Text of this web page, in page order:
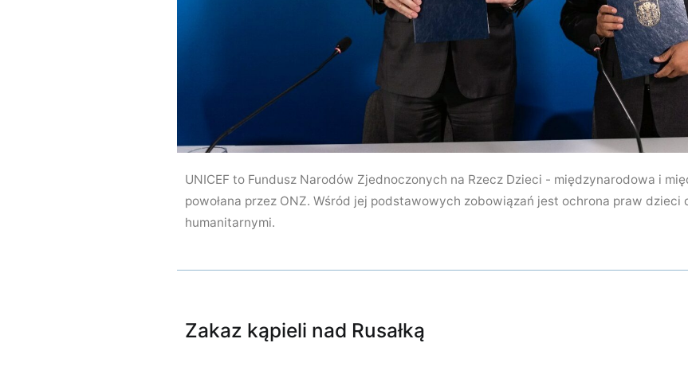
UNICEF to Fundusz Narodów Zjednoczonych na Rzecz Dzieci - międzynarodowa i
powołana przez ONZ. Wśród jej podstawowych zobowiązań jest ochrona praw
humanitarnymi.
Zakaz kąpieli nad Rusałką